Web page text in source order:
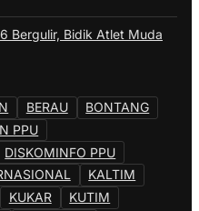
Bergulir, Bidik Atlet Muda
BERAU
BONTANG
PPU
DISKOMINFO PPU
KALTIM
KUKAR KUTIM